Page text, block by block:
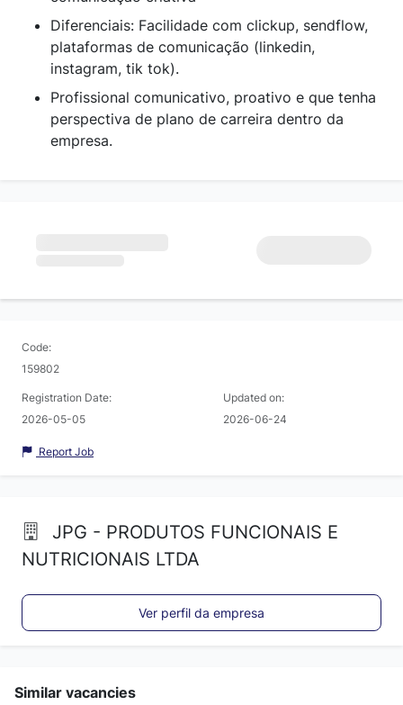
Diferenciais: Facilidade com clickup, sendflow,
plataformas de comunicação (linkedin,
instagram, tik tok).
Profissional comunicativo, proativo e que tenha
perspectiva de plano de carreira dentro da
empresa.
Code:
159802
Registration Date:
2026-05-05
Updated on:
2026-06-24
Report Job
JPG - PRODUTOS FUNCIONAIS E
NUTRICIONAIS LTDA
Ver perfil da empresa
Similar vacancies